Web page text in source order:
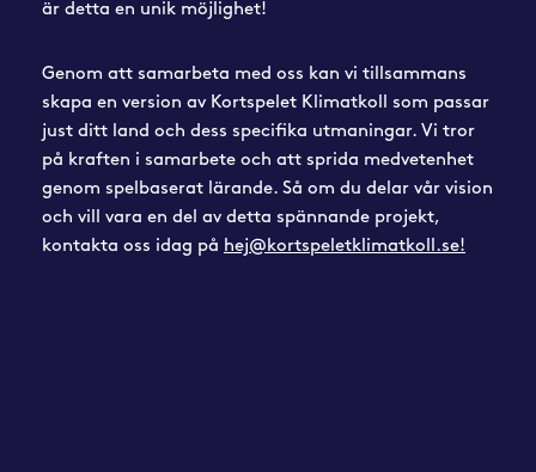
är detta en unik möjlighet!
Genom att samarbeta med oss kan vi tillsammans
skapa en version av Kortspelet Klimatkoll som passar
just ditt land och dess specifika utmaningar. Vi tror
på kraften i samarbete och att sprida medvetenhet
genom spelbaserat lärande. Så om du delar vår vision
och vill vara en del av detta spännande projekt,
kontakta oss idag på hej@kortspeletklimatkoll.se!